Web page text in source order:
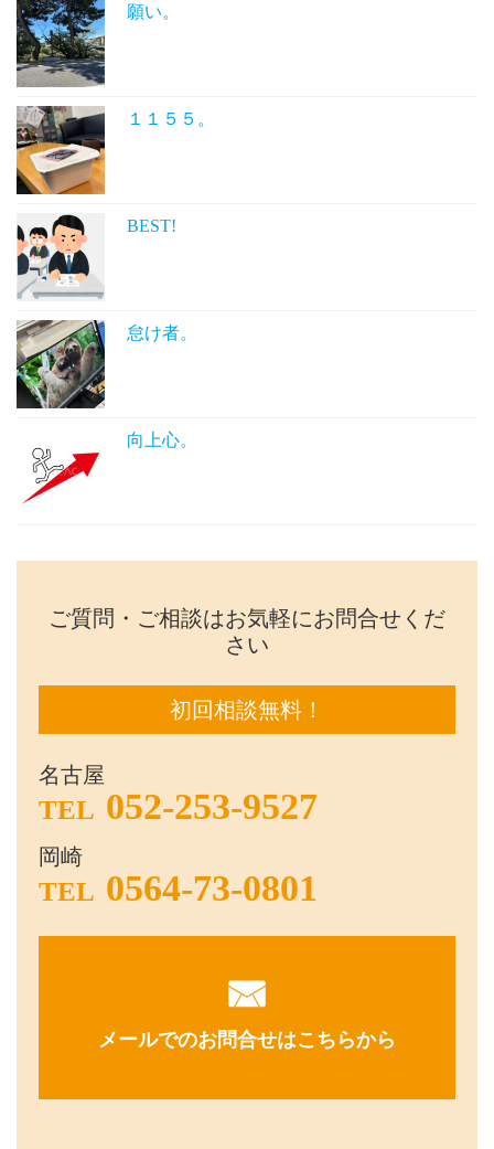
願い。
１１５５。
BEST!
怠け者。
向上心。
ご質問・ご相談はお気軽にお問合せくだ
さい
初回相談無料！
名古屋
TEL 052-253-9527
岡崎
TEL 0564-73-0801
メールでのお問合せはこちらから